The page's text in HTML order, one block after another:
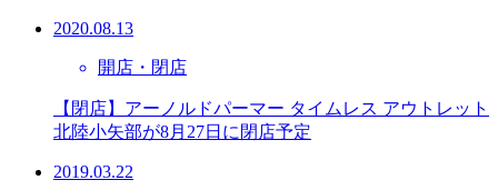
2020.08.13
開店・閉店
【閉店】アーノルドパーマー タイムレス アウトレット
北陸小矢部が8月27日に閉店予定
2019.03.22